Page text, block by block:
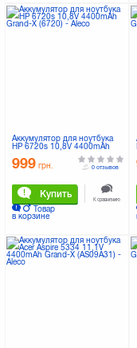
Аккумулятор для ноутбука
HP 6720s 10,8V 4400mAh
999 грн.
Купить
Товар
в корзине
0 отзывов
К сравнению